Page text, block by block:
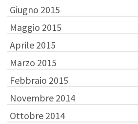
Giugno 2015
Maggio 2015
Aprile 2015
Marzo 2015
Febbraio 2015
Novembre 2014
Ottobre 2014